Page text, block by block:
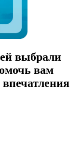
выбрали
вам